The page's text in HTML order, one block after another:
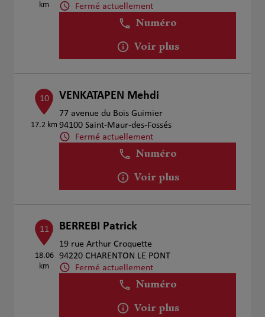
km
Fermé actuellement
Numéro
Voir plus
10
17.2 km
VENKATAPEN Mehdi
77 avenue du Bois Guimier
94100 Saint-Maur-des-Fossés
Fermé actuellement
Numéro
Voir plus
11
18.06
km
BERREBI Patrick
19 rue Arthur Croquette
94220 CHARENTON LE PONT
Fermé actuellement
Numéro
Voir plus